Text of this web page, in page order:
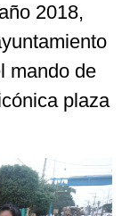
2018,
mando de
plaza